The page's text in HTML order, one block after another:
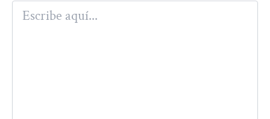
Escribe
aquí...